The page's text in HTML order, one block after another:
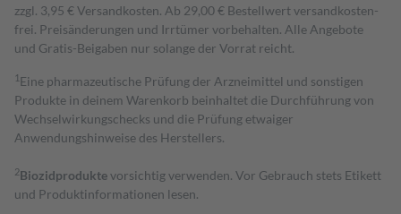
zzgl. 3,95 € Versandkosten. Ab 29,00 € Bestell­wert versand­kosten­
frei. Preisänderungen und Irrtümer vorbehalten. Alle Angebote
und Gratis-Beigaben nur solange der Vorrat reicht.
1 Eine pharmazeutische Prüfung der Arzneimittel und sonstigen
Produkte in deinem Warenkorb beinhaltet die Durchführung von
Wechselwirkungschecks und die Prüfung etwaiger
Anwendungshinweise des Herstellers.
2Biozidproduktevorsichtig verwenden. Vor Gebrauch stets Etikett
und Produktinformationen lesen.